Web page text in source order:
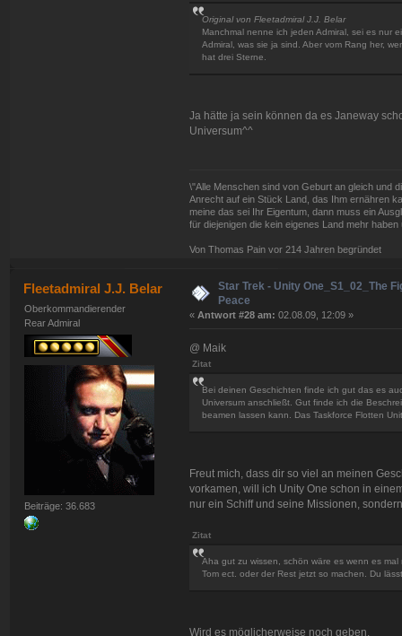
Original von Fleetadmiral J.J. Belar
Manchmal nenne ich jeden Admiral, sei es nur
Admiral, was sie ja sind. Aber vom Rang her,
hat drei Sterne.
Ja hätte ja sein können da es Janeway
Universum^^
\"Alle Menschen sind von Geburt an gleich und
Anrecht auf ein Stück Land, das Ihm ernähren
meine das sei Ihr Eigentum, dann muss ein
für diejenigen die kein eigenes Land mehr
Von Thomas Pain vor 214 Jahren begründet
Fleetadmiral J.J. Belar
Oberkommandierender
Rear Admiral
Beiträge: 36.683
Star Trek - Unity One_S1_02_The
Peace
« Antwort #28 am: 02.08.09, 12:09 »
@ Maik
Zitat
Bei deinen Geschichten finde ich gut das es
Universum anschließt. Gut finde ich die
beamen lassen kann. Das Taskforce Flotten
Freut mich, dass dir so viel an meinen
vorkamen, will ich Unity One schon in
nur ein Schiff und seine Missionen,
Zitat
Aha gut zu wissen, schön wäre es wenn es
Tom ect. oder der Rest jetzt so machen. Du
Wird es möglicherweise noch geben.